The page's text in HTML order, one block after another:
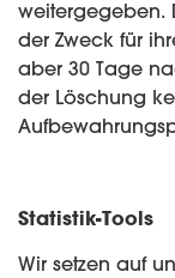
weitergegeben.
der Zweck für
aber 30 Tage
der Löschung
Statistik-Tools
Wir setzen auf